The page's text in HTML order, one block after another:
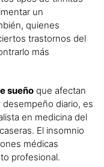
un
quienes
trastornos del
más
sueño que afectan
diario, es
en medicina del
El insomnio
médicas
profesional.